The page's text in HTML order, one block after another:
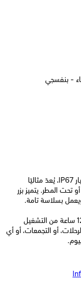
بفضل تصميمه الصغير ومقاومته للماء بمعيار IP67، يُعدّ مثاليًا
تحت المطر. يتميز بزر
بسلاسة تامة.
يأتي مزودًا ببطارية قوية توفر ما يصل إلى 12 ساعة من التشغيل
أو التجمعات، أو أي